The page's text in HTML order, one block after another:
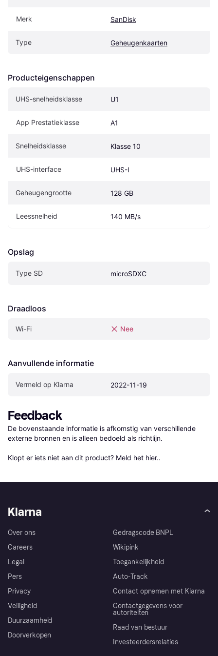
Merk SanDisk
Type Geheugenkaarten
Producteigenschappen
UHS-snelheidsklasse U1
App Prestatieklasse A1
Snelheidsklasse Klasse 10
UHS-interface UHS-I
Geheugengrootte 128 GB
Leessnelheid 140 MB/s
Opslag
Type SD microSDXC
Draadloos
Wi-Fi Nee
Aanvullende informatie
Vermeld op Klarna 2022-11-19
Feedback
De bovenstaande informatie is afkomstig van verschillende
externe bronnen en is alleen bedoeld als richtlijn.
Klopt er iets niet aan dit product? Meld het hier..
Klarna
Over ons
Careers
Legal
Pers
Privacy
Veiligheid
Duurzaamheid
Doorverkopen
Gedragscode BNPL
Wikipink
Toegankelijkheid
Auto-Track
Contact opnemen met Klarna
Contactgegevens voor
autoriteiten
Raad van bestuur
Investeerdersrelaties